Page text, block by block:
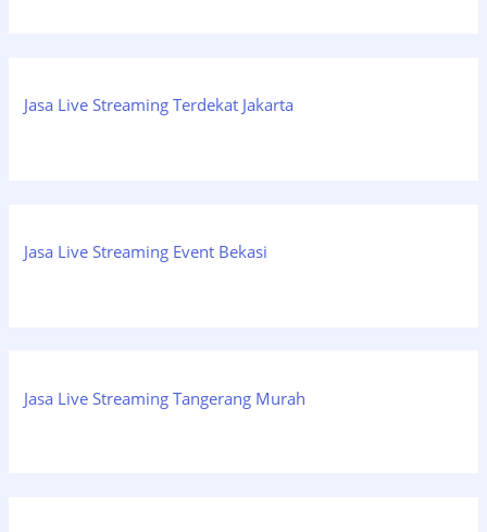
Jasa Live Streaming Terdekat Jakarta
Jasa Live Streaming Event Bekasi
Jasa Live Streaming Tangerang Murah